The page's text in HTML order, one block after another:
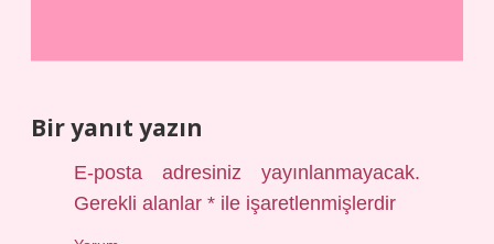
Bir yanıt yazın
E-posta adresiniz yayınlanmayacak.
Gerekli alanlar* ile işaretlenmişlerdir